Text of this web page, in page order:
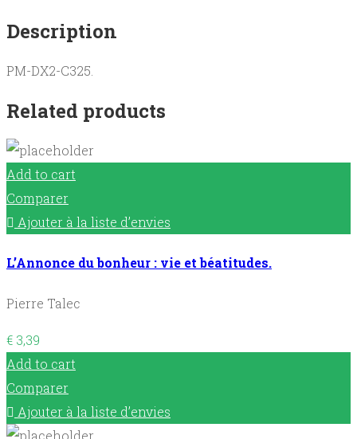
Description
PM-DX2-C325.
Related products
Add to cart
Comparer
Ajouter à la liste d’envies
L’Annonce du bonheur : vie et béatitudes.
Pierre Talec
€ 3,39
Add to cart
Comparer
Ajouter à la liste d’envies